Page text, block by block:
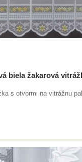
biela žakarová
s otvormi na vitrážnu